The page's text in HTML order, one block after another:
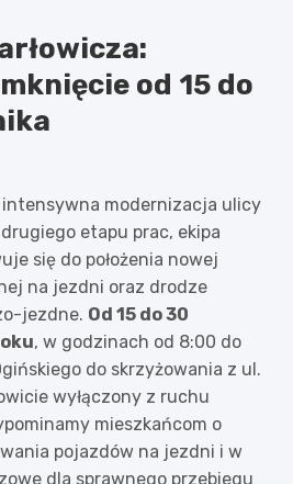
od 15 do
modernizacja ulicy
etapu prac, ekipa
się do położenia nowej
na jezdni oraz drodze
jezdne. Od 15 do 30
, w godzinach od 8:00 do
do skrzyżowania z ul.
wyłączony z ruchu
mieszkańcom o
pojazdów na jezdni i w
dla sprawnego przebiegu